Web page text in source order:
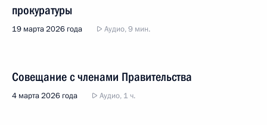
прокуратуры
19 марта 2026 года Аудио, 9 мин.
Совещание с членами Правительства
4 марта 2026 года Аудио, 1 ч.